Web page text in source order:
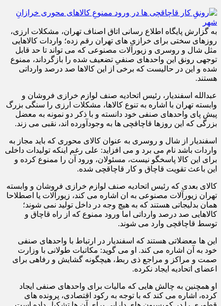
به گزارش پایگاه اطلاع رسانی اتاق اصناف تهران، مشکلات ارزی،
روزهای سختی برای خرازی های تهران رقم زده؛ واردات کالاهایی
مثل شال و روسری و زیورآلات مصنوعی که می تواند تا حد قابل
توجهی رونق این واحدهای صنفیِ تضعیف شده را بازگرداند، ممنوع
شده و این در حالیست که برخی از این کالاها صد درصد وارداتی
هستند.
عبدالله اسفندیار، رئیس اتحادیه صنف لوازم خرازی فروشان و
وابسته تهران با اشاره به تنوع کالاها، مشکلات ارزی را سنگی بزرگ
پیش پای واحدهای صنفی خود دانسته و با ذکر دو نمونه به معضل
بزرگی که این روزها قاچاقچی ها به وجودآورده اند، نقبی می زند.
اسفندیار از شال و روسری به عنوان کالای محوری که باید مجاز به
واردات باشد نام می برد و می افزاید: علی رغم اینکه تولیدات داخلی
برای این کالا پاسخگو نیست، مسئولان، ورود آن را ممنوع کرده و
این باعث تقویت قاچاق و کار قاچاقچی شده.
کالای بعدی که رئیس اتحادیه صنف لوازم خرازی فروشان و وابسته
تهران زیورآلات مصنوعی به ان اشاره می کند، زیورآلات یا اصطلاحا
همان بدلیجاتی هستند که به هیچ وجه در داخل تولید نمی شوند؛
کالاهایی صد درصد وارداتی اما ورود ممنوع که از راه قاچاق و
توسط قاچاقچی وارد می شوند.
این ها معضلاتی هستند که اسفندیار در ارتباط با واحدهای صنفی
خود به آن اشاره می کند. او می گوید: مکاتبات طولانی با وزارت
صمت و مراکز و مراجع ذی ربط، هیچگونه گشایش و رفاهی برای
اعضای اتحادیه ایجاد نکرده.
او همچنین به چالش هایی که مالیات برای واحدهای صنفی ایجاد
کرده، اشاره می کند که با توجه به رکود اقتصادی، پرونده های